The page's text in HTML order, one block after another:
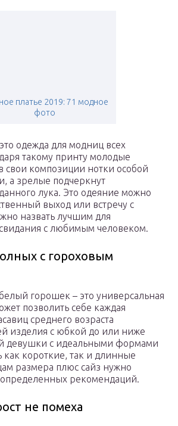
платье 2019: 71 модное
фото
одежда для модниц всех
такому принту молодые
свои композиции нотки особой
а зрелые подчеркнут
лука. Это одеяние можно
выход или встречу с
назвать лучшим для
с любимым человеком.
с гороховым
горошек – это универсальная
позволить себе каждая
среднего возраста
изделия с юбкой до или ниже
девушки с идеальными формами
как короткие, так и длинные
размера плюс сайз нужно
рекомендаций.
не помеха